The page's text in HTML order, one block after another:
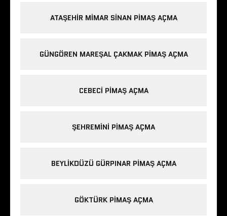
ATAŞEHIR MIMAR SINAN PIMAŞ AÇMA
GÜNGÖREN MAREŞAL ÇAKMAK PIMAŞ AÇMA
CEBECI PIMAŞ AÇMA
ŞEHREMINI PIMAŞ AÇMA
BEYLIKDÜZÜ GÜRPINAR PIMAŞ AÇMA
GÖKTÜRK PIMAŞ AÇMA